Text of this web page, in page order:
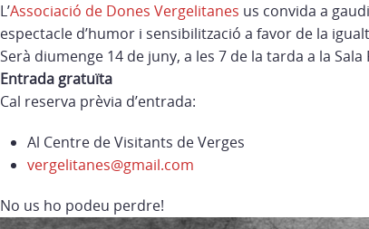
L’Associació de Dones Vergelitanes us convida a
espectacle d’humor i sensibilització a favor de la
Serà diumenge 14 de juny, a les 7 de la tarda a la
Entrada gratuïta
Cal reserva prèvia d’entrada:
Al Centre de Visitants de Verges
vergelitanes@gmail.com
No us ho podeu perdre!